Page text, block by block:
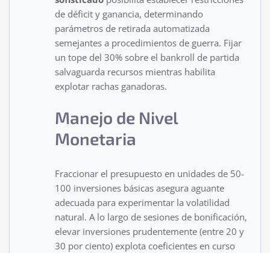
de déficit y ganancia, determinando
parámetros de retirada automatizada
semejantes a procedimientos de guerra. Fijar
un tope del 30% sobre el bankroll de partida
salvaguarda recursos mientras habilita
explotar rachas ganadoras.
Manejo de Nivel
Monetaria
Fraccionar el presupuesto en unidades de 50-
100 inversiones básicas asegura aguante
adecuada para experimentar la volatilidad
natural. A lo largo de sesiones de bonificación,
elevar inversiones prudentemente (entre 20 y
30 por ciento) explota coeficientes en curso